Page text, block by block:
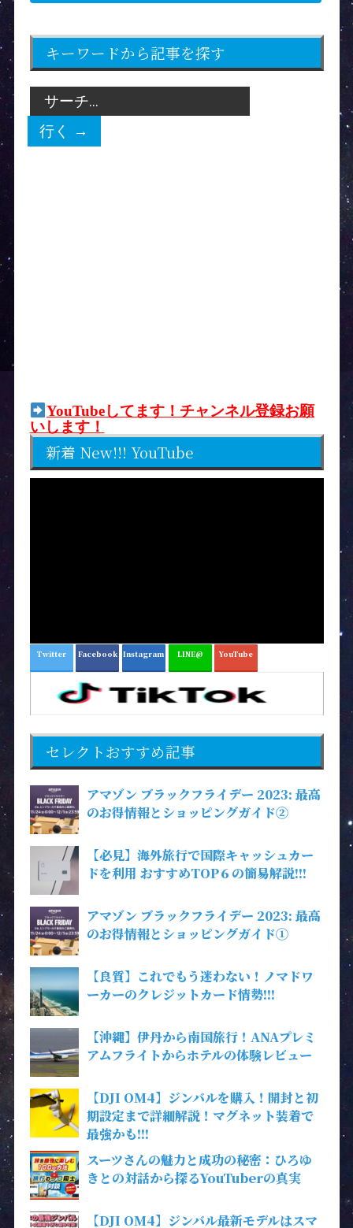
キーワードから記事を探す
YouTubeしてます！チャンネル登録お願
いします！
新着 New!!! YouTube
Twitter Facebook Instagram LINE@ YouTube
セレクトおすすめ記事
アマゾン ブラックフライデー 2023: 最高
のお得情報とショッピングガイド②
【必見】海外旅行で国際キャッシュカー
ドを利用 おすすめTOP６の簡易解説!!!
アマゾン ブラックフライデー 2023: 最高
のお得情報とショッピングガイド①
【良質】これでもう迷わない！ノマドワ
ーカーのクレジットカード情勢!!!
【沖縄】伊丹から南国旅行！ANAプレミ
アムフライトからホテルの体験レビュー
【DJI OM4】ジンバルを購入！開封と初
期設定まで詳細解説！マグネット装着で
最強かも!!!
スーツさんの魅力と成功の秘密：ひろゆ
きとの対話から探るYouTuberの真実
【DJI OM4】ジンバル最新モデルはスマ